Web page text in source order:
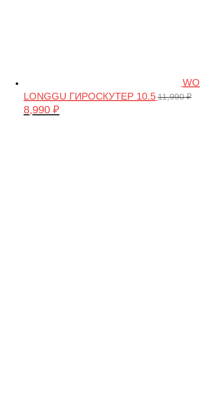
WO
LONGGU ГИРОСКУТЕР 10.5 11,990₽
Первоначальная
8,990 ₽